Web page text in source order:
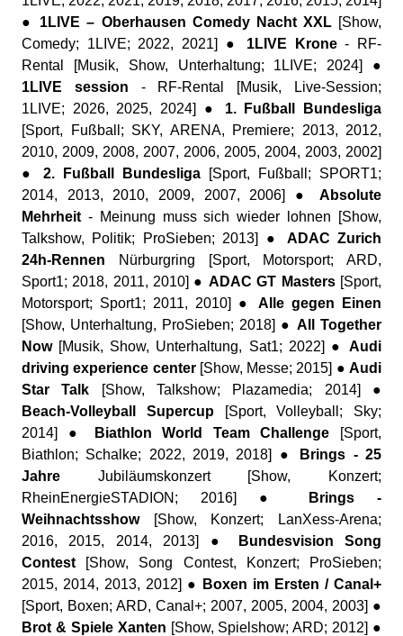
● 1LIVE – Oberhausen Comedy Nacht XXL[Show,
Comedy; 1LIVE; 2022, 2021] ● 1LIVE Krone- RF-
Rental [Musik, Show, Unterhaltung; 1LIVE; 2024] ●
1LIVE session - RF-Rental [Musik, Live-Session;
1LIVE; 2026, 2025, 2024] ● 1. Fußball Bundesliga
[Sport, Fußball; SKY, ARENA, Premiere; 2013, 2012,
2010, 2009, 2008, 2007, 2006, 2005, 2004, 2003, 2002]
● 2. Fußball Bundesliga [Sport, Fußball; SPORT1;
2014, 2013, 2010, 2009, 2007, 2006] ● Absolute
Mehrheit - Meinung muss sich wieder lohnen [Show,
Talkshow, Politik; ProSieben; 2013] ● ADAC Zurich
24h-Rennen Nürburgring [Sport, Motorsport; ARD,
Sport1; 2018, 2011, 2010] ● ADAC GT Masters[Sport,
Motorsport; Sport1; 2011, 2010] ● Alle gegen Einen
[Show, Unterhaltung, ProSieben; 2018] ● All Together
Now[Musik, Show, Unterhaltung, Sat1; 2022] ● Audi
driving experience center[Show, Messe; 2015] ● Audi
Star Talk [Show, Talkshow; Plazamedia; 2014] ●
Beach-Volleyball Supercup[Sport, Volleyball; Sky;
2014] ●
Biathlon World Team Challenge [Sport,
Biathlon; Schalke; 2022, 2019, 2018] ●
Brings - 25
Jahre Jubiläumskonzert [Show, Konzert;
RheinEnergieSTADION; 2016] ●
Brings -
Weihnachtsshow[Show, Konzert; LanXess-Arena;
2016, 2015, 2014, 2013] ●
Bundesvision Song
Contest [Show, Song Contest, Konzert; ProSieben;
2015, 2014, 2013, 2012] ●
Boxen im Ersten / Canal+
[Sport, Boxen; ARD, Canal+; 2007, 2005, 2004, 2003] ●
Brot & Spiele Xanten [Show, Spielshow; ARD; 2012] ●